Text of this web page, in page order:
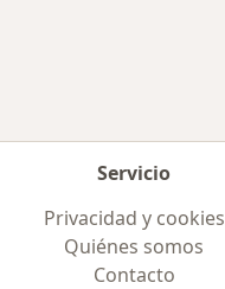
Servicio
Privacidad y cookies
Quiénes somos
Contacto